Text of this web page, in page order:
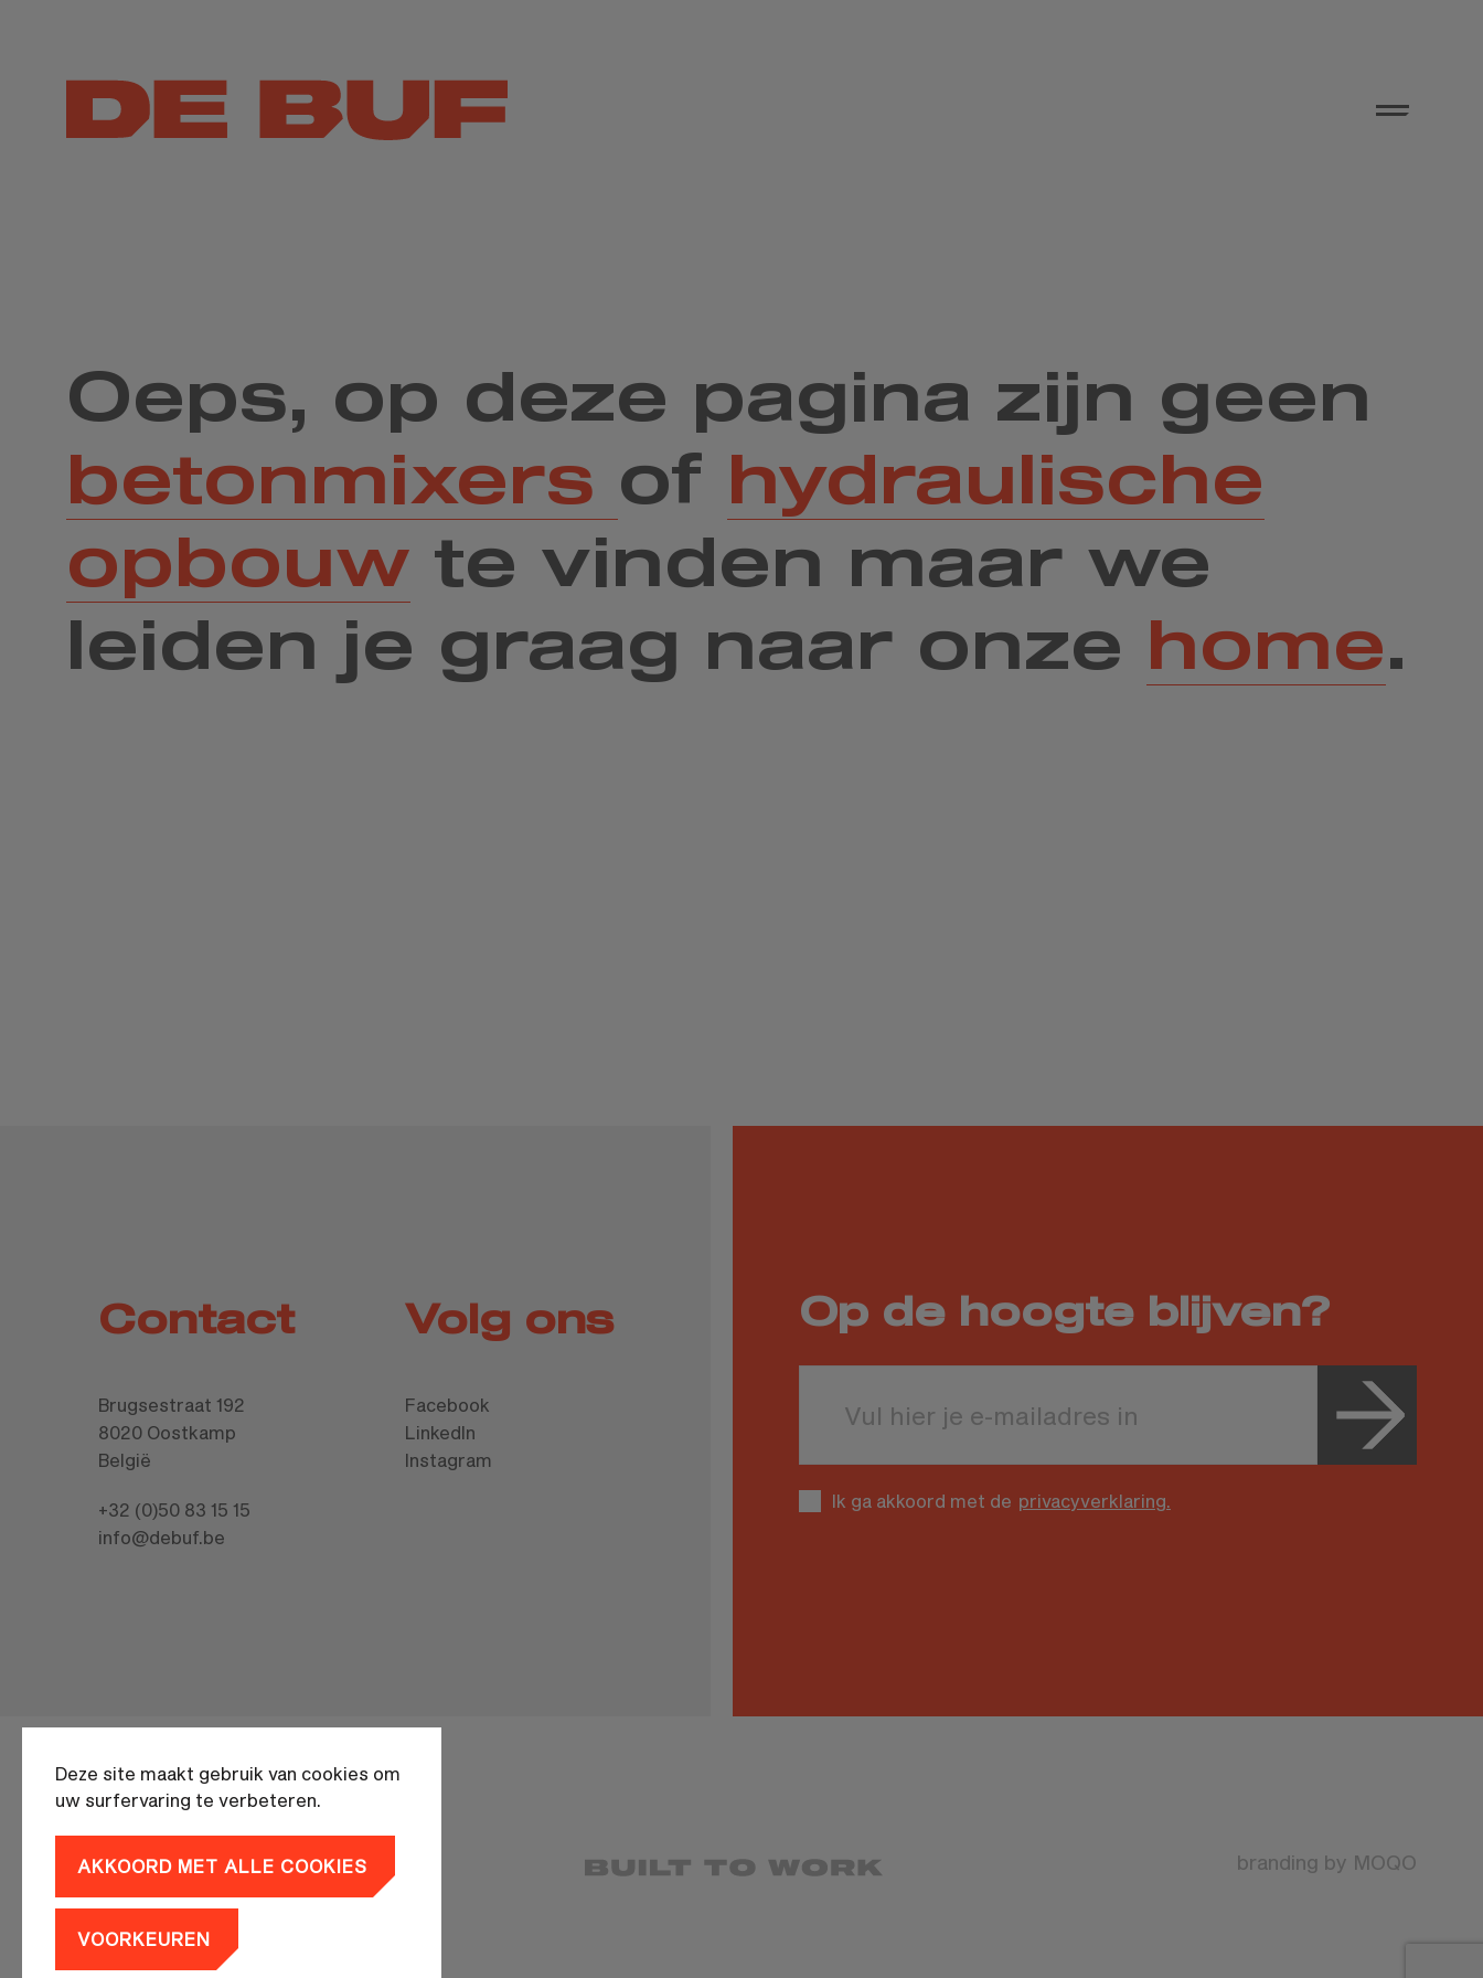
Oeps, op deze pagina zijn geen
betonmixers of hydraulische
opbouw te vinden maar we
leiden je graag naar onze home.
Contact
Brugsestraat 192
8020 Oostkamp
België
+32 (0)50 83 15 15
info@debuf.be
Volg ons
Facebook
LinkedIn
Instagram
Op de hoogte blijven?
blank
Ik ga akkoord met de privacyverklaring.
Privacyverklaring branding by MOQO
Deze site maakt gebruik van cookies om
uw surfervaring te verbeteren.
AKKOORD MET ALLE COOKIES
VOORKEUREN